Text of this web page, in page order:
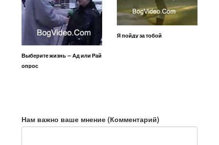
Выберите жизнь — Ад или Рай
опрос
Я пойду за тобой
Нам важно ваше мнение (Комментарий)